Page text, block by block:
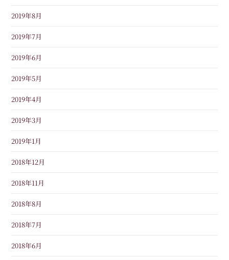
2019年8月
2019年7月
2019年6月
2019年5月
2019年4月
2019年3月
2019年1月
2018年12月
2018年11月
2018年8月
2018年7月
2018年6月